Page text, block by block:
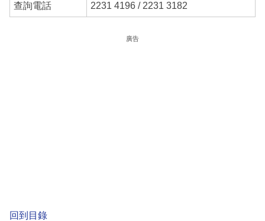
查詢電話 2231 4196 / 2231 3182
廣告
回到目錄